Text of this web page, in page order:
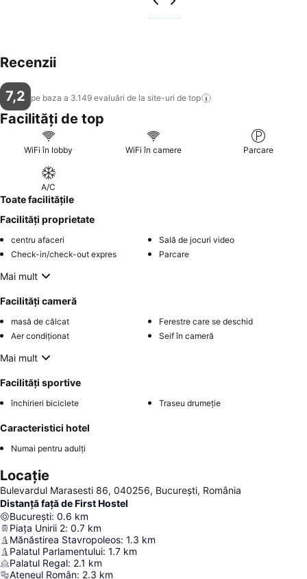
Recenzii
7,2 pe baza a 3.149 evaluări de la site-uri de top
Facilități de top
WiFi în lobby WiFi în camere Parcare
A/C
Toate facilitățile
Facilități proprietate
centru afaceri
Sală de jocuri video
Check-in/check-out expres
Parcare
Mai mult
Facilități cameră
masă de călcat
Ferestre care se deschid
Aer condiționat
Seif în cameră
Mai mult
Facilități sportive
închirieri biciclete Traseu drumeție
Caracteristici hotel
Numai pentru adulți
Locație
Bulevardul Marasesti 86, 040256, București, România
Distanță față de First Hostel
București: 0.6 km
Piața Unirii 2: 0.7 km
Mănăstirea Stavropoleos: 1.3 km
Palatul Parlamentului: 1.7 km
Palatul Regal: 2.1 km
Ateneul Român: 2.3 km